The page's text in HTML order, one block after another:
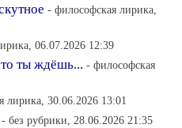
- философская лирика,
06.07.2026 12:39
ты ждёшь... - философская
лирика, 30.06.2026 13:01
- без рубрики, 28.06.2026 21:35